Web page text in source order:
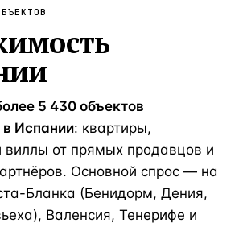
2 948
2 797
Россия · 3
5 430 объектов
Испании: квартиры,
виллы от прямых продавцов и
Основной спрос — на
Бланка (Бенидорм, Дения,
Валенсия, Тенерифе и